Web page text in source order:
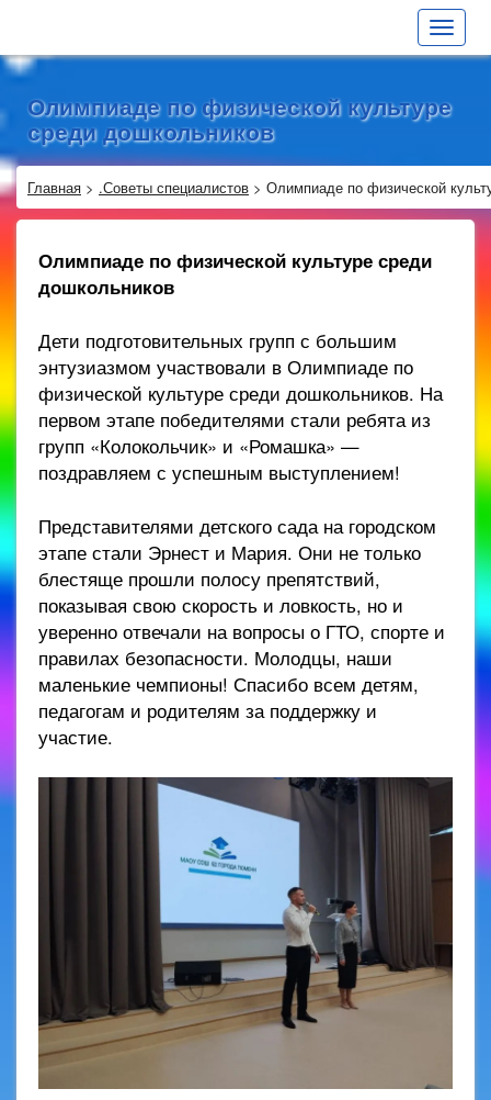
Toggle
Олимпиаде по физической культуре
среди дошкольников
Главная > .Советы специалистов > Олимпиаде по физической
Олимпиаде по физической культуре среди
дошкольников
Дети подготовительных групп с большим
энтузиазмом участвовали в Олимпиаде по
физической культуре среди дошкольников. На
первом этапе победителями стали ребята из
групп «Колокольчик» и «Ромашка» —
поздравляем с успешным выступлением!
Представителями детского сада на городском
этапе стали Эрнест и Мария. Они не только
блестяще прошли полосу препятствий,
показывая свою скорость и ловкость, но и
уверенно отвечали на вопросы о ГТО, спорте и
правилах безопасности. Молодцы, наши
маленькие чемпионы! Спасибо всем детям,
педагогам и родителям за поддержку и
участие.